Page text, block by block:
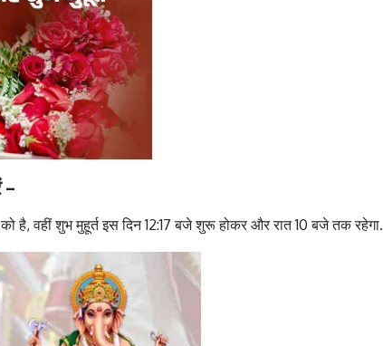
–
है, वहीं शुभ मुहूर्त इस दिन 12:17 बजे शुरू होकर और रात 10 बजे तक रहेगा.